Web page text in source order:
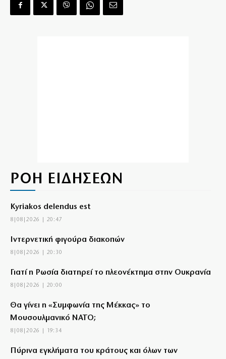
ΡΟΗ ΕΙΔΗΣΕΩΝ
Kyriakos delendus est
8|08|2026 | 20:47
Ιντερνετική φιγούρα διακοπών
8|08|2026 | 20:30
Γιατί η Ρωσία διατηρεί το πλεονέκτημα στην Ουκρανία
8|08|2026 | 20:00
Θα γίνει η «Συμφωνία της Μέκκας» το
Μουσουλμανικό ΝΑΤΟ;
8|08|2026 | 19:34
Πύρινα εγκλήματα του κράτους και όλων των